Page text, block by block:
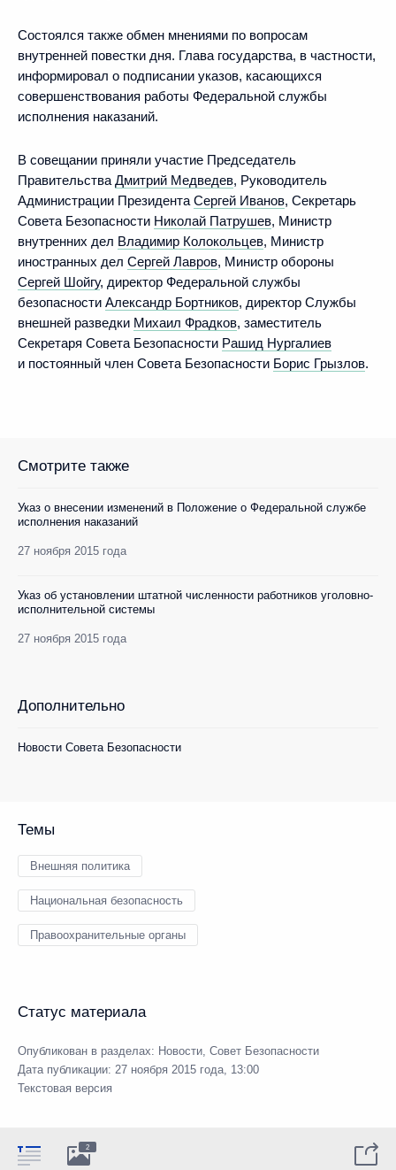
Состоялся также обмен мнениями по вопросам
внутренней повестки дня. Глава государства, в частности,
информировал о подписании указов, касающихся
совершенствования работы Федеральной службы
исполнения наказаний.
В совещании приняли участие Председатель
Правительства Дмитрий Медведев, Руководитель
Администрации Президента Сергей Иванов, Секретарь
Совета Безопасности Николай Патрушев, Министр
внутренних дел Владимир Колокольцев, Министр
иностранных дел Сергей Лавров, Министр обороны
Сергей Шойгу, директор Федеральной службы
безопасности Александр Бортников, директор Службы
внешней разведки Михаил Фрадков, заместитель
Секретаря Совета Безопасности Рашид Нургалиев
и постоянный член Совета Безопасности Борис Грызлов.
Смотрите также
Указ о внесении изменений в Положение о Федеральной службе
исполнения наказаний
27 ноября 2015 года
Указ об установлении штатной численности работников уголовно-
исполнительной системы
27 ноября 2015 года
Дополнительно
Новости Совета Безопасности
Темы
Внешняя политика
Национальная безопасность
Правоохранительные органы
Статус материала
Опубликован в разделах: Новости Совет Безопасности
Дата публикации: 27 ноября 2015 года, 13:00
Текстовая версия
2